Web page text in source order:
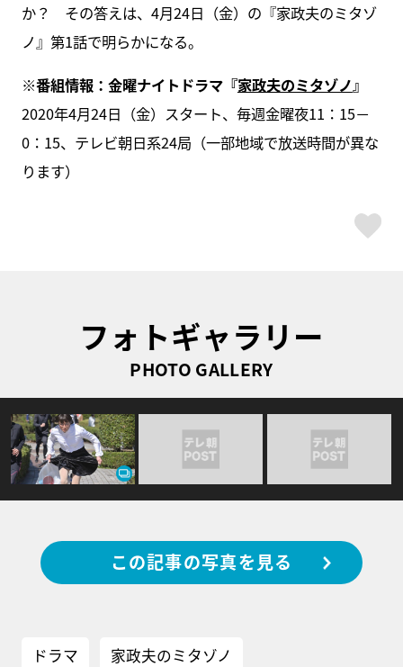
か？ その答えは、4月24日（金）の『家政夫のミタゾ
ノ』第1話で明らかになる。
※番組情報：金曜ナイトドラマ『家政夫のミタゾノ』
2020年4月24日（金）スタート、毎週金曜夜11：15－
0：15、テレビ朝日系24局（一部地域で放送時間が異な
ります）
フォトギャラリー
PHOTO GALLERY
この記事の写真を見る
ドラマ 家政夫のミタゾノ